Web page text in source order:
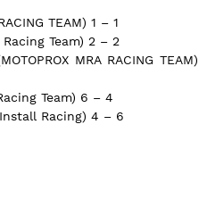
TEAM) 1 – 1
Team) 2 – 2
MRA RACING TEAM)
Team) 6 – 4
Racing) 4 – 6